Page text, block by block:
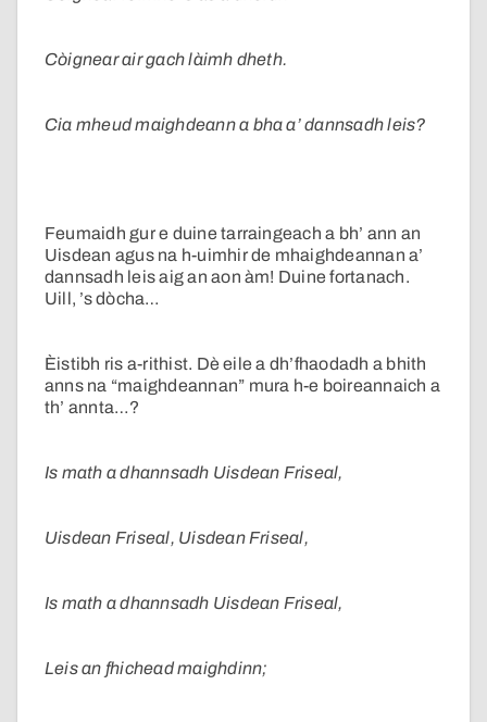
Còignear air gach làimh dheth.
Cia mheud maighdeann a bha a’ dannsadh leis?
Feumaidh gur e duine tarraingeach a bh’ ann an
Uisdean agus na h-uimhir de mhaighdeannan a’
dannsadh leis aig an aon àm! Duine fortanach.
Uill, ’s dòcha…
Èistibh ris a-rithist. Dè eile a dh’fhaodadh a bhith
anns na “maighdeannan” mura h-e boireannaich a
th’ annta…?
Is math a dhannsadh Uisdean Friseal,
Uisdean Friseal, Uisdean Friseal,
Is math a dhannsadh Uisdean Friseal,
Leis an fhichead maighdinn;